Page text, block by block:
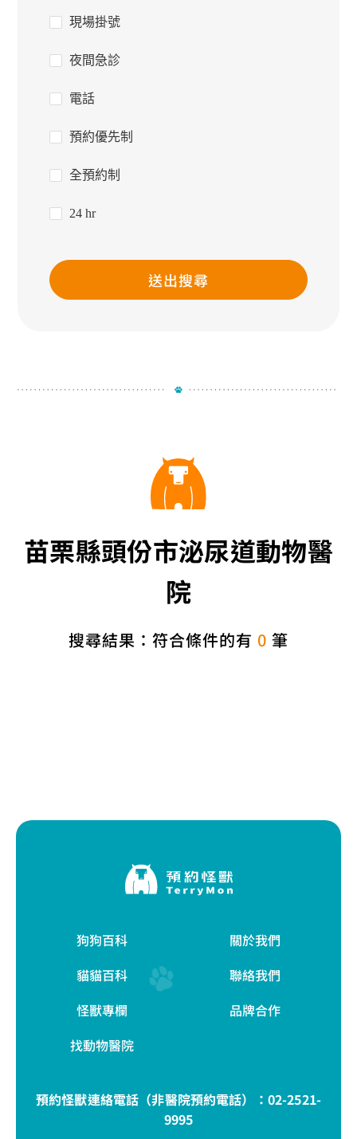
現場掛號
夜間急診
電話
預約優先制
全預約制
24 hr
送出搜尋
苗栗縣頭份市泌尿道動物醫
院
搜尋結果：符合條件的有 0 筆
狗狗百科
貓貓百科
怪獸專欄
找動物醫院
關於我們
聯絡我們
品牌合作
預約怪獸連絡電話（非醫院預約電話）： 02-2521-
9995